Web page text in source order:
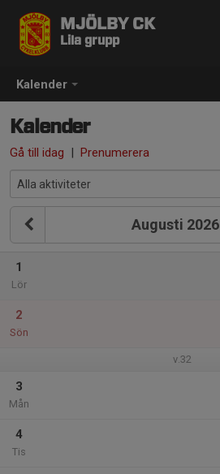
Kalender
MJÖLBY CK
Lila grupp
Kalender
Gå till idag | Prenumerera
Augusti 2026
1
Lör
2
Sön
v.32
3
Mån
4
Tis